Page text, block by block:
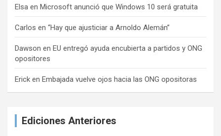
Elsa en Microsoft anunció que Windows 10 será gratuita
Carlos en “Hay que ajusticiar a Arnoldo Alemán”
Dawson en EU entregó ayuda encubierta a partidos y ONG
opositores
Erick en Embajada vuelve ojos hacia las ONG opositoras
Ediciones Anteriores